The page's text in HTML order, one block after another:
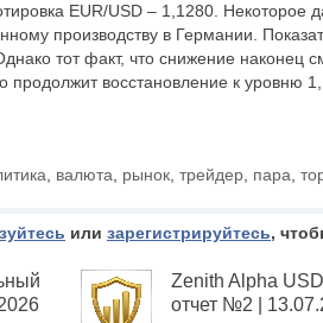
EUR/USD – 1,1280. Некоторое
производству в Германии.
тот факт, что снижение наконец
продолжит восстановление к уровню
валюта рынок трейдер пара
или зарегистрируйтесь,
Zenith Alpha
отчет №2 |